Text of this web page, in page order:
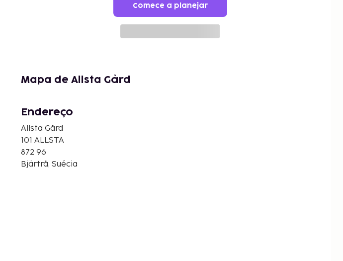
Comece a planejar
Mapa de Allsta Gård
Endereço
Allsta Gård
101 ALLSTA
872 96
Bjärtrå, Suécia